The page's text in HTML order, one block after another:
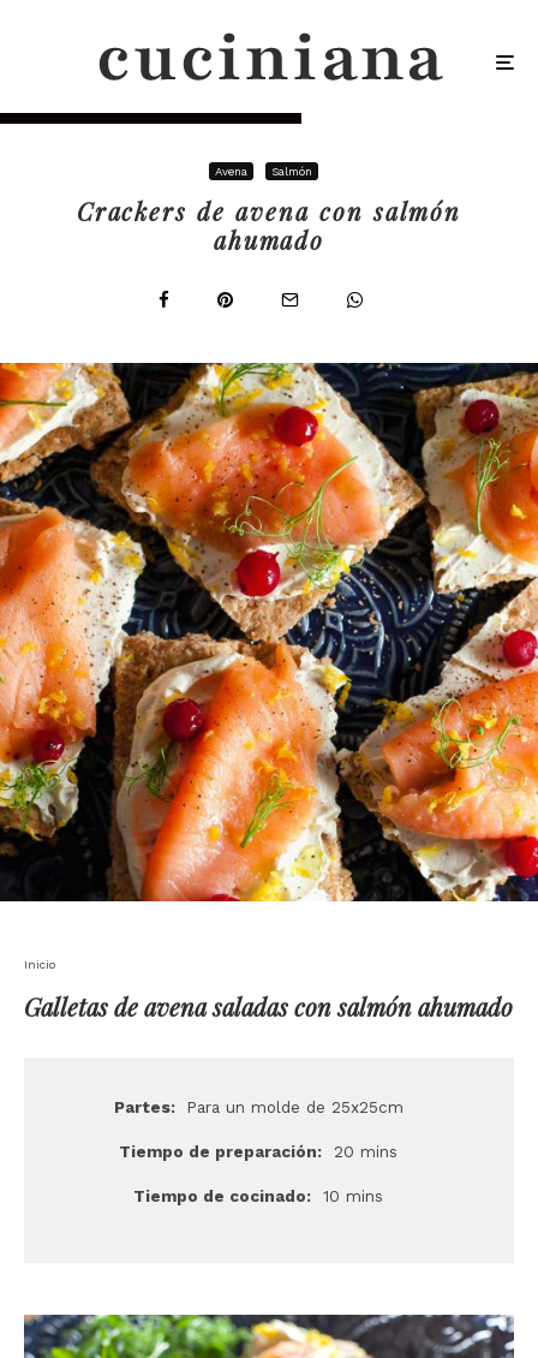
Avena Salmón
Crackers de avena con salmón
ahumado
Inicio
Galletas de avena saladas con salmón ahumado
Partes: Para un molde de 25x25cm
Tiempo de preparación: 20 mins
Tiempo de cocinado: 10 mins